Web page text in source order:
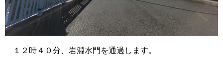
１２時４０分、岩淵水門を通過します。